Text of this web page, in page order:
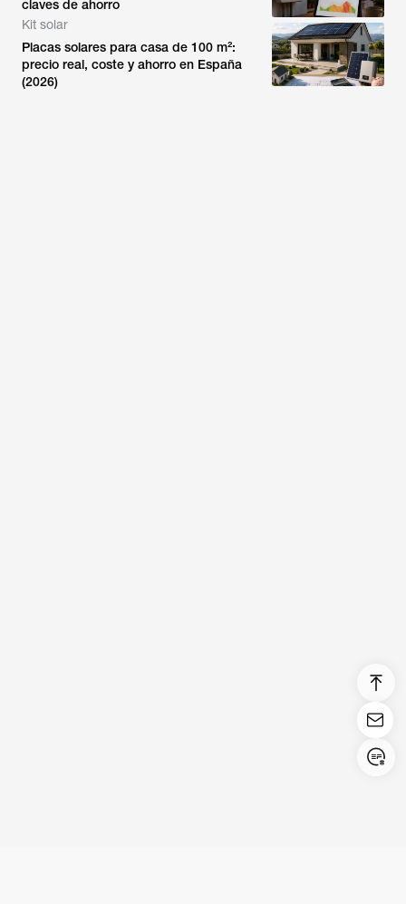
claves de ahorro
Kit solar
Placas solares para casa de 100 m²:
precio real, coste y ahorro en España
(2026)